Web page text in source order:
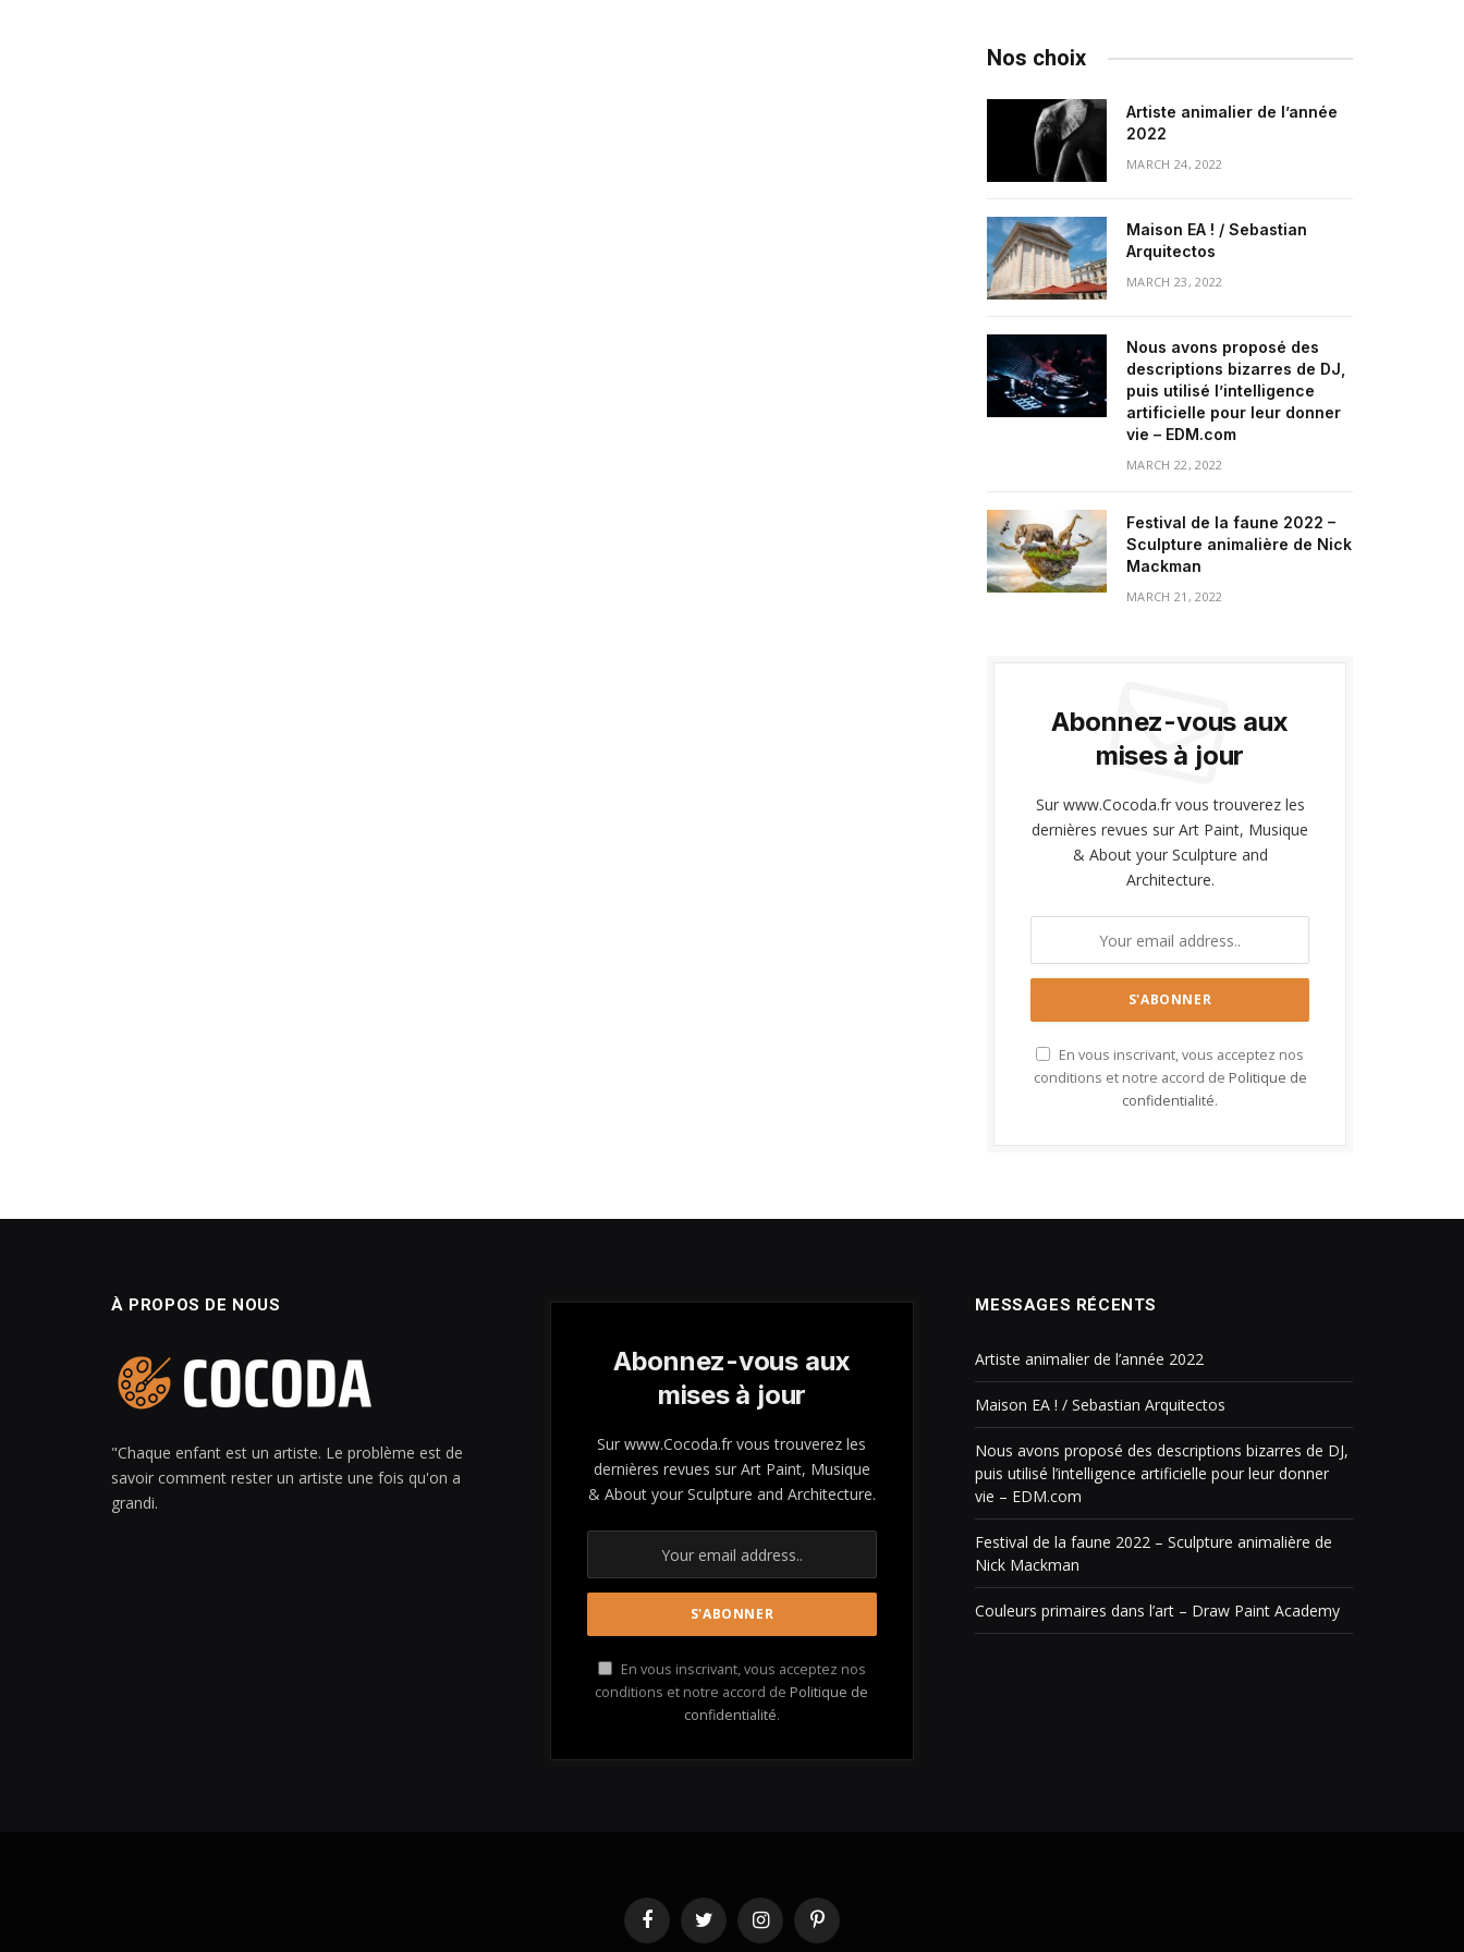
Nos choix
Artiste animalier de l’année
2022
MARCH 24, 2022
Maison EA ! / Sebastian
Arquitectos
MARCH 23, 2022
Nous avons proposé des
descriptions bizarres de DJ,
puis utilisé l’intelligence
artificielle pour leur donner
vie – EDM.com
MARCH 22, 2022
Festival de la faune 2022 –
Sculpture animalière de Nick
Mackman
MARCH 21, 2022
Abonnez-vous aux
mises à jour
Sur www.Cocoda.fr vous trouverez les
dernières revues sur Art Paint, Musique
& About your Sculpture and
Architecture.
En vous inscrivant, vous acceptez nos
conditions et notre accord de Politique de
confidentialité.
À PROPOS DE NOUS
"Chaque enfant est un artiste. Le problème est de
savoir comment rester un artiste une fois qu'on a
grandi.
Abonnez-vous aux
mises à jour
Sur www.Cocoda.fr vous trouverez les
dernières revues sur Art Paint, Musique
& About your Sculpture and Architecture.
En vous inscrivant, vous acceptez nos
conditions et notre accord de Politique de
confidentialité.
MESSAGES RÉCENTS
Artiste animalier de l’année 2022
Maison EA ! / Sebastian Arquitectos
Nous avons proposé des descriptions bizarres de DJ,
puis utilisé l’intelligence artificielle pour leur donner
vie – EDM.com
Festival de la faune 2022 – Sculpture animalière de
Nick Mackman
Couleurs primaires dans l’art – Draw Paint Academy
FacebookTwitter InstagramPinterest